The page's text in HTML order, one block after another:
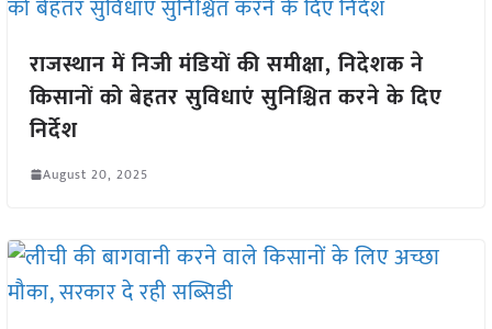
राजस्थान में निजी मंडियों की समीक्षा, निदेशक ने
किसानों को बेहतर सुविधाएं सुनिश्चित करने के दिए
निर्देश
August 20, 2025